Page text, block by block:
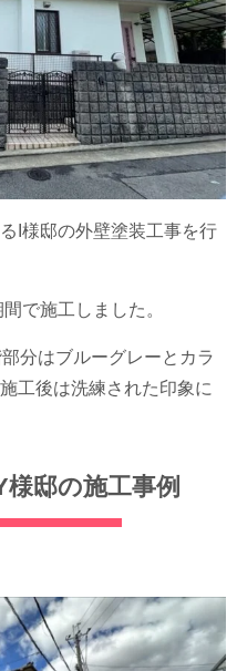
I様邸の外壁塗装工事を行
で施工しました。
分はブルーグレーとカラ
工後は洗練された印象に
邸の施工事例